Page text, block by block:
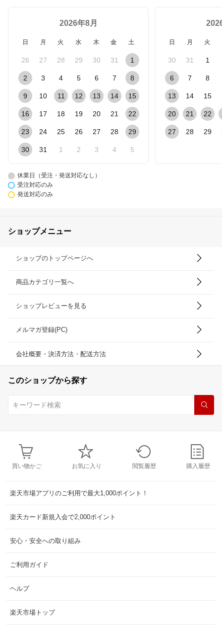
91-7】
2026年8月
日 月 火 水 木 金 土
26 27 28 29 30 31 1
2 3 4 5 6 7 8
9 10 11 12 13 14 15
16 17 18 19 20 21 22
23 24 25 26 27 28 29
30 31 1 2 3 4 5
日 月 火
30 31 1
6 7 8
13 14 15
20 21 22
27 28 29
休業日（受注・発送対応なし）
受注対応のみ
発送対応のみ
ショップメニュー
ショップのトップページへ
商品カテゴリ一覧へ
ショップレビューを見る
メルマガ登録(PC)
会社概要・決済方法・配送方法
このショップから探す
買い物かご お気に入り 閲覧履歴 購入履歴
楽天市場アプリのご利用で最大1,000ポイント！
楽天カード新規入会で2,000ポイント
安心・安全への取り組み
ご利用ガイド
ヘルプ
楽天市場トップ